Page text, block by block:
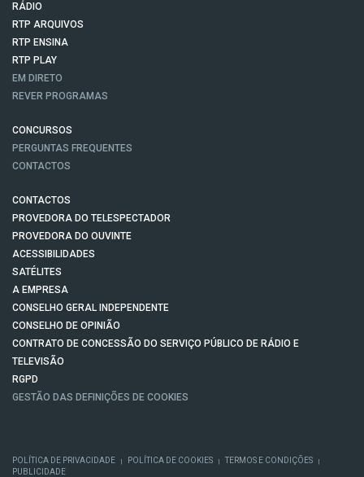
RÁDIO
RTP ARQUIVOS
RTP ENSINA
RTP PLAY
EM DIRETO
REVER PROGRAMAS
CONCURSOS
PERGUNTAS FREQUENTES
CONTACTOS
CONTACTOS
PROVEDORA DO TELESPECTADOR
PROVEDORA DO OUVINTE
ACESSIBILIDADES
SATÉLITES
A EMPRESA
CONSELHO GERAL INDEPENDENTE
CONSELHO DE OPINIÃO
CONTRATO DE CONCESSÃO DO SERVIÇO PÚBLICO DE RÁDIO E
TELEVISÃO
RGPD
GESTÃO DAS DEFINIÇÕES DE COOKIES
POLÍTICA DE PRIVACIDADE | POLÍTICA DE COOKIES | TERMOS E CONDIÇÕES |
PUBLICIDADE